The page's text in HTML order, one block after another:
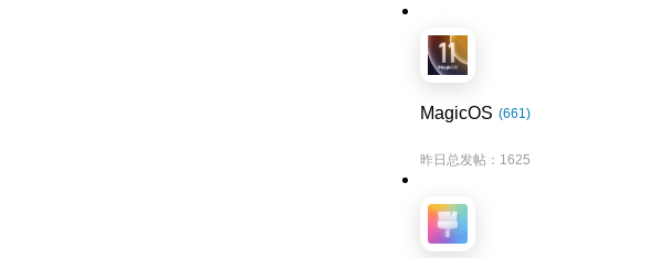
MagicOS (661)
昨日总发帖：1625